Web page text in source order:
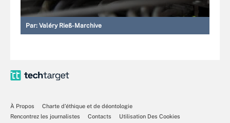
Par: Valéry Rieß-Marchive
À Propos
Charte d’éthique et de déontologie
Rencontrez les journalistes
Contacts
Utilisation Des Cookies